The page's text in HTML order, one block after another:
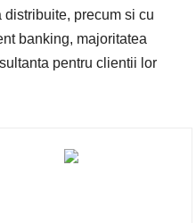
precum si cu
banking, majoritatea
pentru clientii lor